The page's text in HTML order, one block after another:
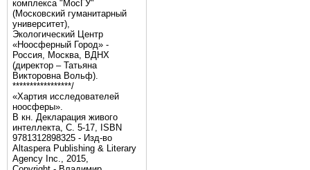
комплекса "МосГУ"
(Московский гуманитарный
университет),
Экологический Центр
«Ноосферный Город» -
Россия, Москва, ВДНХ
(директор – Татьяна
Викторовна Вольф).
*****************/
«Хартия исследователей
ноосферы».
В кн. Декларация живого
интеллекта, С. 5-17, ISBN
9781312898325 - Изд-во
Altaspera Publishing & Literary
Agency Inc., 2015,